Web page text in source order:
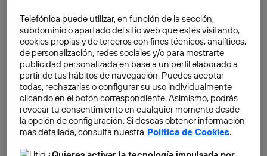
Más que nunca, para las marcas es fundamental saber
cuáles son los valores y reglas del juego de estos
jóvenes, a fin de poder captar y retener el talento, en
un entorno cada vez más competitivo, y donde los
perfiles técnicos especializados en TIC van a escasear.
Telefónica puede utilizar, en función de la sección,
subdominio o apartado del sitio web que estés visitando,
cookies propias y de terceros con fines técnicos, analíticos,
de personalización, redes sociales y/o para mostrarte
publicidad personalizada en base a un perfil elaborado a
partir de tus hábitos de navegación. Puedes aceptar
todas, rechazarlas o configurar su uso individualmente
clicando en el botón correspondiente. Asimismo, podrás
revocar tu consentimiento en cualquier momento desde
la opción de configuración. Si deseas obtener información
más detallada, consulta nuestra Política de Cookies.